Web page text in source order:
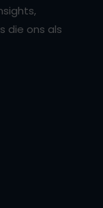
die ons als